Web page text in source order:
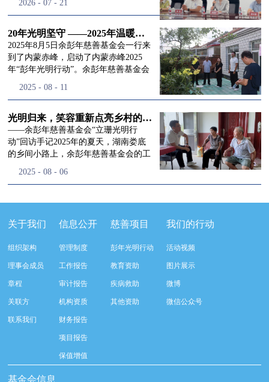
换届会议严格按照基金会章程规定流程
同回顾了基金会过往任期内在助学兴
教、医疗救助、公益事业普惠等多个领
域深耕耕耘的公益历程，充分肯定了第
三届理事会全体成员多年来接续付出的
民、济世利人"的慈善理念所做出的突
流程，完成了新一届治理层的选举任
命，全新的第四届理事会正式组建完
成：选举彭志兵、徐滨、彭新英、李
栋、李玲辉、郭启兴、梅鑫为余彭年慈
余彭年慈善基金会第四届理事会监事。
徐滨先生当选余彭年慈善基金会第四届
先生依次为新一任理事长徐滨先生及秘
新起点上，基金会将始终坚守创立初
心，继续沿着余彭年先生的慈善足迹稳
步前行：一方面将持续巩固已有的品牌
公益项目优势，把帮扶资源更精准地向
索适配新时代公益环境的创新路径，联
动更多社会爱心力量，搭建更透明、更
阔的角落，用实际行动践行"取之于社
会、用之于社会"的公益承诺。未来，
余彭年慈善基金会将在新一届理事会的
带领下，以更饱满的热忱投身公益慈善
土地，赴一场延续了二十一年的光明之
残联唐婷婷理事长到场参与本次启动活
动，由衷肯定了基金会坚持二十一年深
耕光明帮扶的坚守，也向长久奔走推进
项目的我们表达了谢意。二十一年时光
市与县域，一趟趟奔赴偏远地区，只为
景，这份认可，也让我们更加笃定前行
的脚步。启动仪式落幕之后，我们没有
即刻返程，联合赤峰市残联的工作人
员、专业医护队伍走入乡间小路，随机
小路弯弯曲曲，两边是繁茂的林木，我
家中。简朴的乡村民居陈设简单，老人
往日家中大大小小的农活，全都压在了
老伴一人肩上。此前季爷爷的左眼早已
彻底失明，卧床的日子里视野一片昏
暗，行动受限再加上双目近乎失明，老
人常常对往后的生活满心忧虑。得益于
去年项目开展的右眼手术，如今他的右
眼重获视力，平日里能够看清手机屏
幕，简单的日常起居也可以自己打理不
少。聊天的时候季爷爷语气满是庆
幸：“本来走路就不利索，要是双眼都
看不见，真的不敢设想往后的日子。现
2026 - 07 - 21
20年光明坚守 ——2025年温暖启程“彭年光明行动”内蒙赤峰
2025年8月5日余彭年慈善基金会一行来
到了内蒙赤峰，启动了内蒙赤峰2025
年“彭年光明行动”。余彭年慈善基金会
欣以及余彭年慈善基金会志愿者姜颖妍
峰市残联理事长孙德欣对我们“彭年光
明行动”给予了高度的肯定，他表示“彭
年光明行动”不仅仅是帮助白内障患者
恢复光明，最重要的是减轻了患者家庭
事业的生动体现。随后余彭年慈善基金
光明行动”在内蒙的点点滴滴，并希望
覆盖，加强术后随访与科普宣传，同时
仪式后余彭年慈善基金会一行实地探访
了项目实施的一线情况，详细了解了患
流程就诊环节。 探访结束后，我们一行
开始对参与项目的患者进行了随机的回
项目的患者进行了随机的回访。居住在
松山区三道井子村的王奶奶左眼一直视
检查治疗。村里的赵书记在走访过程中
2025 - 08 - 11
光明归来，笑容重新点亮乡村的角落
——余彭年慈善基金会“立珊光明行
动”回访手记2025年的夏天，湖南娄底
的乡间小路上，余彭年慈善基金会的工
着一份特别的牵挂，走进了一个个普通
曾经被白内障困扰的老人，在接受
发生了怎样的变化。“现在能看清菜苗
来到涟源市渡头塘乡洪家村。72岁的曾
爷爷正在自家菜地里忙碌。他曾是村里
见，另一只眼睛的视力也越来越差。以
前，他看不清鱼塘的水位，也分不清菜
术后，眼睛亮堂多了！”老人笑着说。
现在，他能清楚地看到鱼塘里鱼儿游动
杂草。尽管手部有残疾，但他在田埂上
2025 - 08 - 06
关于我们
组织架构
理事会成员
章程
关联方
联系我们
信息公开
管理制度
工作报告
审计报告
机构资质
财务报告
项目报告
保值增值
慈善项目
彭年光明行动
教育资助
疾病救助
其他资助
我们的行动
活动视频
图片展示
微博
微信公众号
基金会信息